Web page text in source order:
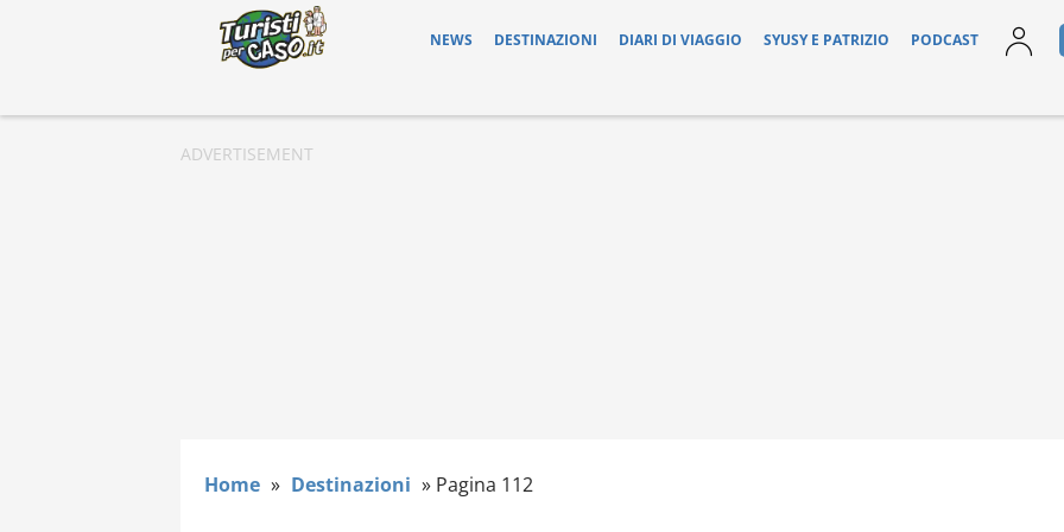
NEWS DESTINAZIONI DIARI DI VIAGGIO SYUSY E PATRIZIO PODCAST
Home » Destinazioni » Pagina 112